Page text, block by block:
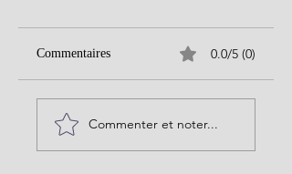
Commentaires 0.0/5 (0)
Commenter et noter...